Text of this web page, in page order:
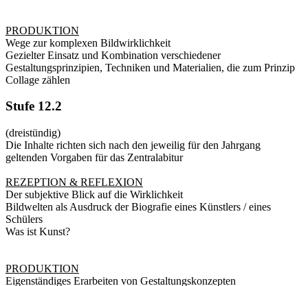
PRODUKTION
Wege zur komplexen Bildwirklichkeit
Gezielter Einsatz und Kombination verschiedener
Gestaltungsprinzipien, Techniken und Materialien, die zum Prinzip
Collage zählen
Stufe 12.2
(dreistündig)
Die Inhalte richten sich nach den jeweilig für den Jahrgang
geltenden Vorgaben für das Zentralabitur
REZEPTION & REFLEXION
Der subjektive Blick auf die Wirklichkeit
Bildwelten als Ausdruck der Biografie eines Künstlers / eines
Schülers
Was ist Kunst?
PRODUKTION
Eigenständiges Erarbeiten von Gestaltungskonzepten